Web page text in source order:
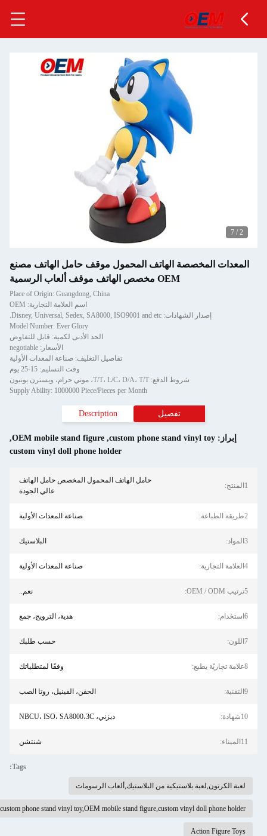
/
7
المعدات المخصصة الهاتف المحمول موقف حامل الهاتف مصنع
OEM مخصص الهاتف موقف ألعاب الرسمية
Place of Origin: Guangdong, China
اسم العلامة التجارية: OEM
إصدار الشهادات: Disney, Universal, Sedex, SA8000, ISO9001 and etc.
Model Number: Ever Glory
الحد الأدنى لكمية: قابل للتفاوض
الأسعار: negotiable
تفاصيل التغليف: صناعة المعدات الأولية
وقت التسليم: 15-25 يوم
شروط الدفع: T/T، L/C، D/A، T/T، موني جرام، ويسترن يونيون
Supply Ability: 1000000 Piece/Pieces per Month
تفصيل Description
إبراز: custom phone stand vinyl toy
,
OEM mobile stand figure
,
custom vinyl doll phone holder
حامل الهاتف المحمول المخصص حامل الهاتف
عالي الجودة
صناعة المعدات الأولية
البلاستيك
صناعة المعدات الأولية
نعم..
هدية، الترويج، جمع
حسب طلبك
وفقًا لمتطلباتك
الحقن، الفينيل، روتا الصب
ديزني، NBCU، ISO، SA8000،3C
شنتشن
Tags:
لعبة الكرتون,لعبة بلاستيكية من البلاستيك,ألعاب الرسومات
custom phone stand vinyl toy,OEM mobile stand figure,custom vinyl doll phone holder
Action Figure Toys